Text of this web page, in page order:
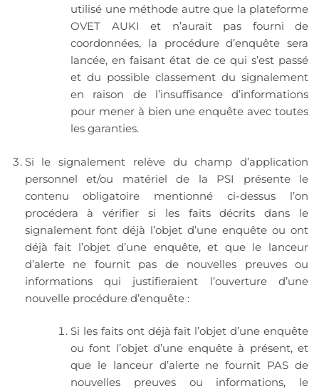
utilisé une méthode autre que la plateforme
OVET AUKI et n’aurait pas fourni de
coordonnées, la procédure d’enquête sera
lancée, en faisant état de ce qui s’est passé
et du possible classement du signalement
en raison de l’insuffisance d’informations
pour mener à bien une enquête avec toutes
les garanties.
Si le signalement relève du champ d’application
personnel et/ou matériel de la PSI présente le
contenu obligatoire mentionné ci-dessus l’on
procédera à vérifier si les faits décrits dans le
signalement font déjà l’objet d’une enquête ou ont
déjà fait l’objet d’une enquête, et que le lanceur
d’alerte ne fournit pas de nouvelles preuves ou
informations qui justifieraient l’ouverture d’une
nouvelle procédure d’enquête :
Si les faits ont déjà fait l’objet d’une enquête
ou font l’objet d’une enquête à présent, et
que le lanceur d’alerte ne fournit PAS de
nouvelles preuves ou informations, le